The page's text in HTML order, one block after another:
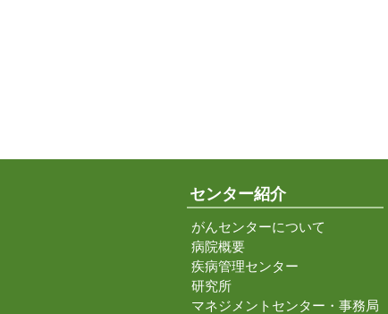
センター紹介
がんセンターについて
病院概要
疾病管理センター
研究所
マネジメントセンター・事務局